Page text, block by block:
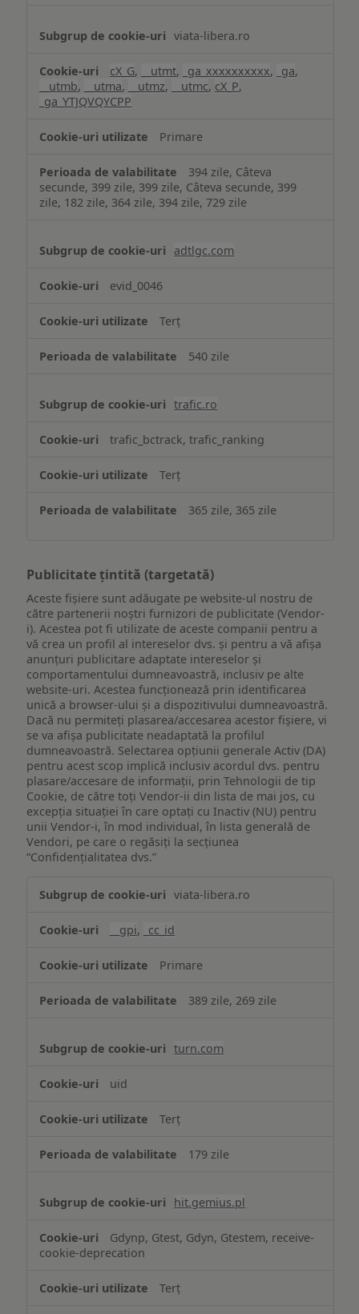
viata-libera.ro
cX_G, __utmt, _ga_xxxxxxxxxx, _ga,
__utmb, __utma, __utmz, __utmc, cX_P,
_ga_YTJQVQYCPP
Primare
394 zile, Câteva
secunde, 399 zile, 399 zile, Câteva secunde, 399
zile, 182 zile, 364 zile, 394 zile, 729 zile
adtlgc.com
evid_0046
Terț
540 zile
trafic.ro
trafic_bctrack, trafic_ranking
Terț
365 zile, 365 zile
Publicitate țintită (targetată)
Aceste fișiere sunt adăugate pe website-ul nostru de
către partenerii noștri furnizori de publicitate (Vendor-
i). Acestea pot fi utilizate de aceste companii pentru a
vă crea un profil al intereselor dvs. și pentru a vă afișa
anunțuri publicitare adaptate intereselor și
comportamentului dumneavoastră, inclusiv pe alte
website-uri. Acestea funcționează prin identificarea
unică a browser-ului și a dispozitivului dumneavoastră.
Dacă nu permiteți plasarea/accesarea acestor fișiere, vi
se va afișa publicitate neadaptată la profilul
dumneavoastră. Selectarea opțiunii generale Activ (DA)
pentru acest scop implică inclusiv acordul dvs. pentru
plasare/accesare de informații, prin Tehnologii de tip
Cookie, de către toți Vendor-ii din lista de mai jos, cu
excepția situației în care optați cu Inactiv (NU) pentru
unii Vendor-i, în mod individual, în lista generală de
Vendori, pe care o regăsiți la secțiunea
“Confidențialitatea dvs.”
țintită
viata-libera.ro
__gpi, _cc_id
Primare
389 zile, 269 zile
turn.com
uid
Terț
179 zile
hit.gemius.pl
Gdynp, Gtest, Gdyn, Gtestem, receive-
cookie-deprecation
Terț